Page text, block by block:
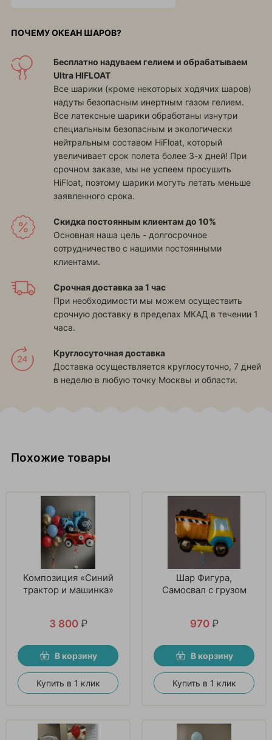
ПОЧЕМУ ОКЕАН ШАРОВ?
Бесплатно надуваем гелием и обрабатываем
Ultra HIFLOAT
Все шарики (кроме некоторых ходячих шаров)
надуты безопасным инертным газом гелием.
Все латексные шарики обработаны изнутри
специальным безопасным и экологически
нейтральным составом HiFloat, который
увеличивает срок полета более 3-х дней! При
срочном заказе, мы не успеем просушить
HiFloat, поэтому шарики могуть летать меньше
заявленного срока.
Скидка постоянным клиентам до 10%
Основная наша цель - долгосрочное
сотрудничество с нашими постоянными
клиентами.
Срочная доставка за 1 час
При необходимости мы можем осуществить
срочную доставку в пределах МКАД в течении 1
часа.
Круглосуточная доставка
Доставка осуществляется круглосуточно, 7 дней
в неделю в любую точку Москвы и области.
Похожие товары
Композиция «Синий
трактор и машинка»
3 800 ₽
В корзину
Купить в 1 клик
Шар Фигура,
Самосвал с грузом
970 ₽
В корзину
Купить в 1 клик